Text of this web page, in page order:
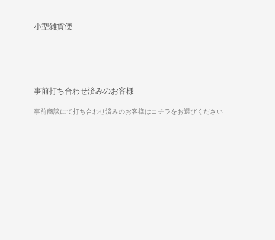
小型雑貨便
事前打ち合わせ済みのお客様
事前商談にて打ち合わせ済みのお客様はコチラをお選びください